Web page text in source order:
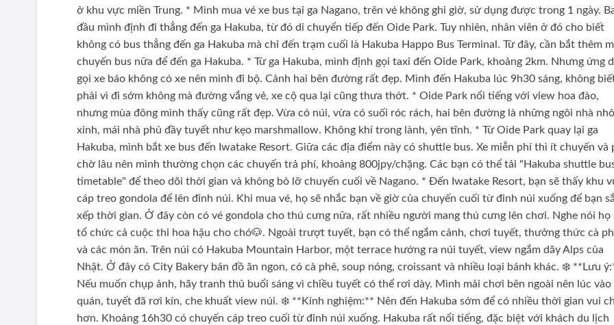
ở khu vực miền Trung. * Mình mua vé xe bus tại ga Nagano, trên vé không ghi giờ, sử dụng được trong 1 ngày.
đầu mình định đi thẳng đến ga Hakuba, từ đó di chuyển tiếp đến Oide Park. Tuy nhiên, nhân viên ở đó cho biết
không có bus thẳng đến ga Hakuba mà chỉ đến trạm cuối là Hakuba Happo Bus Terminal. Từ đây, cần bắt thêm
chuyến bus nữa để đến ga Hakuba. * Từ ga Hakuba, mình định gọi taxi đến Oide Park, khoảng 2km. Nhưng ứng
gọi xe báo không có xe nên mình đi bộ. Cảnh hai bên đường rất đẹp. Mình đến Hakuba lúc 9h30 sáng, không
phải vì đi sớm không mà đường vắng vẻ, xe cộ qua lại cũng thưa thớt. * Oide Park nổi tiếng với view hoa đào,
nhưng mùa đông mình thấy cũng rất đẹp. Vừa có núi, vừa có suối róc rách, hai bên đường là những ngôi nhà nhỏ
xinh, mái nhà phủ đầy tuyết như kẹo marshmallow. Không khí trong lành, yên tĩnh. * Từ Oide Park quay lại ga
Hakuba, mình bắt xe bus đến Iwatake Resort. Giữa các địa điểm này có shuttle bus. Xe miễn phí thì ít chuyến và
chờ lâu nên mình thường chọn các chuyến trả phí, khoảng 800jpy/chặng. Các bạn có thể tải "Hakuba shuttle
timetable" để theo dõi thời gian và không bỏ lỡ chuyến cuối về Nagano. * Đến Iwatake Resort, bạn sẽ thấy khu
cáp treo gondola để lên đỉnh núi. Khi mua vé, họ sẽ nhắc bạn về giờ của chuyến cuối từ đỉnh núi xuống để bạn
xếp thời gian. Ở đây còn có vé gondola cho thú cưng nữa, rất nhiều người mang thú cưng lên chơi. Nghe nói họ
tổ chức cả cuộc thi hoa hậu cho chó🐶. Ngoài trượt tuyết, bạn có thể ngắm cảnh, chơi tuyết, thưởng thức cà
và các món ăn. Trên núi có Hakuba Mountain Harbor, một terrace hướng ra núi tuyết, view ngắm dãy Alps của
Nhật. Ở đây có City Bakery bán đồ ăn ngon, có cà phê, soup nóng, croissant và nhiều loại bánh khác. ❄️ **Lưu
Nếu muốn chụp ảnh, hãy tranh thủ buổi sáng vì chiều tuyết có thể rơi dày. Mình mải chơi bên ngoài nên lúc vào
quán, tuyết đã rơi kín, che khuất view núi. ❄️ **Kinh nghiệm:** Nên đến Hakuba sớm để có nhiều thời gian vui
hơn. Khoảng 16h30 có chuyến cáp treo cuối từ đỉnh núi xuống. Hakuba rất nổi tiếng, đặc biệt với khách du lịch